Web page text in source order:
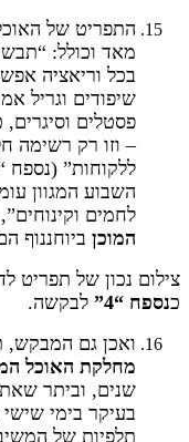
התפריט של
מאד וכולל:
בכל וריאציה
שיפודים וגריל
פסטלים
– וזו רק רשימה
השבוע המגוון
לחמים
המוכן ביוחננוף
צילום נכון של תפריט
כנספח “4”
לבקשה.
ואכן גם המבקש,
מחלקת האוכל
שנים, וביתר
בעיקר בימי
תלפיות של